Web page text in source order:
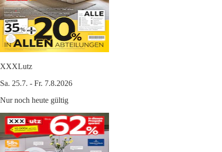
XXXLutz
Sa. 25.7. - Fr. 7.8.2026
Nur noch heute gültig